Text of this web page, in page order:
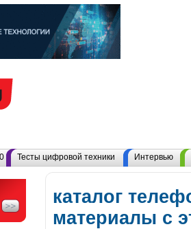
Тесты цифровой техники Интервью
каталог
материалы с